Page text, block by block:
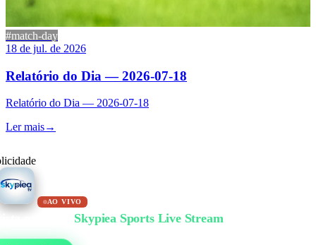
#match-day
18 de jul. de 2026
Relatório do Dia — 2026-07-18
Relatório do Dia — 2026-07-18
Ler mais→
AO VIVO
Skypiea Sports Live Stream